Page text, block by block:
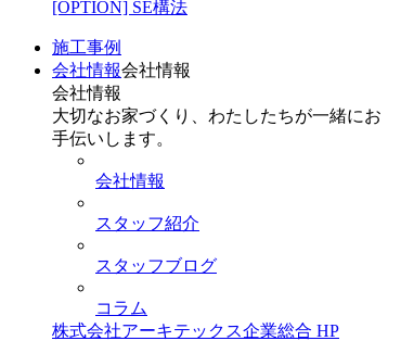
[OPTION] SE構法
施工事例
会社情報会社情報
会社情報
大切なお家づくり、わたしたちが一緒にお
手伝いします。
会社情報
スタッフ紹介
スタッフブログ
コラム
株式会社アーキテックス企業総合 HP